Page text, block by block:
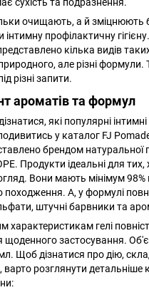
очищають, а й зміцнюють
інтимну профілактичну
кілька видів
але різні формули.
різні запити.
ароматів та формул
які популярні інтимні
у каталог FJ
брендом натуральної
Продукти ідеальні для тих,
Вони мають мінімум 98%
походження. А, у формулі
штучні барвники та
характеристикам гелі
щоденного застосування.
Щоб дізнатися про дію,
варто розглянути детальніше